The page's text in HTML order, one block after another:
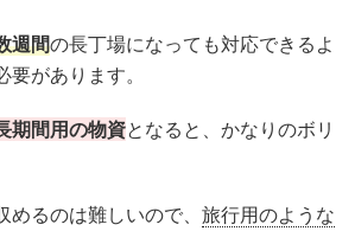
週間の長丁場になっても対応できるよ
要があります。
期間用の物資となると、かなりのボリ
るのは難しいので、 旅行用のような